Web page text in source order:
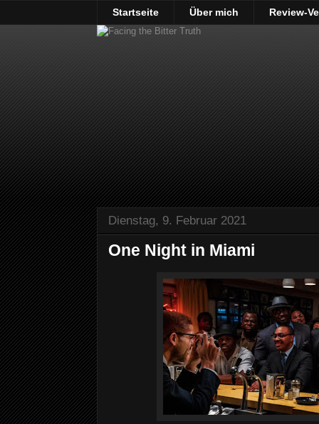
Startseite Über mich Review-
Dienstag, 9. Februar 2021
One Night in Miami